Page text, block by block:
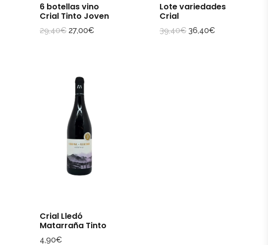
6 botellas vino
Crial Tinto Joven
29,40€ 27,00€
Lote variedades
Crial
39,40€ 36,40€
Crial Lledó
Matarraña Tinto
4,90€